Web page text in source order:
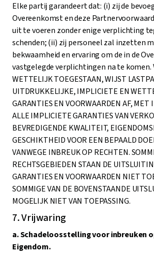
Elke partij garandeert dat: (i) zij de
Overeenkomst en deze
uit te voeren zonder enige verplichting
schenden; (ii) zij personeel zal inzetten
bekwaamheid en ervaring om de in de
vastgelegde verplichtingen na te komen.
WETTELIJK TOEGESTAAN, WIJST
UITDRUKKELIJKE, IMPLICIETE EN
GARANTIES EN VOORWAARDEN AF, MET
ALLE IMPLICIETE GARANTIES VAN
BEVREDIGENDE KWALITEIT,
GESCHIKTHEID VOOR EEN BEPAALD
VANWEGE INBREUK OP RECHTEN.
RECHTSGEBIEDEN STAAN DE
GARANTIES EN VOORWAARDEN NIET
SOMMIGE VAN DE BOVENSTAANDE
MOGELIJK NIET VAN TOEPASSING.
7. Vrijwaring
a. Schadeloosstelling voor inbreuken
Eigendom.